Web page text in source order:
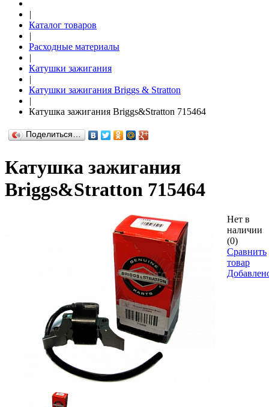
|
Каталог товаров
|
Расходные материалы
|
Катушки зажигания
|
Катушки зажигания Briggs & Stratton
|
Катушка зажигания Briggs&Stratton 715464
Поделиться…
Катушка зажигания
Briggs&Stratton 715464
Нет в
наличии
(0)
Сравнить
товар